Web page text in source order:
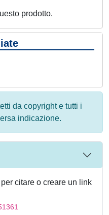
prodotto.
da copyright e tutti i
indicazione.
citare o creare un link